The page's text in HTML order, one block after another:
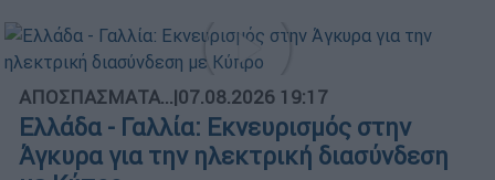
ΑΠΟΣΠΑΣΜΑΤΑ...|07.08.2026 19:17
Ελλάδα - Γαλλία: Εκνευρισμός στην
Άγκυρα για την ηλεκτρική διασύνδεση